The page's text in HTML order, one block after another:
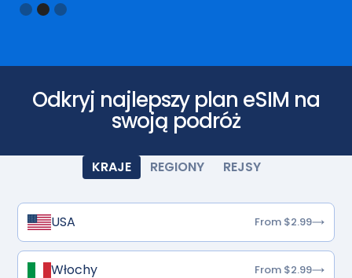
Odkryj najlepszy plan eSIM na
swoją podróż
KRAJE REGIONY REJSY
USA From $2.99
Włochy From $2.99